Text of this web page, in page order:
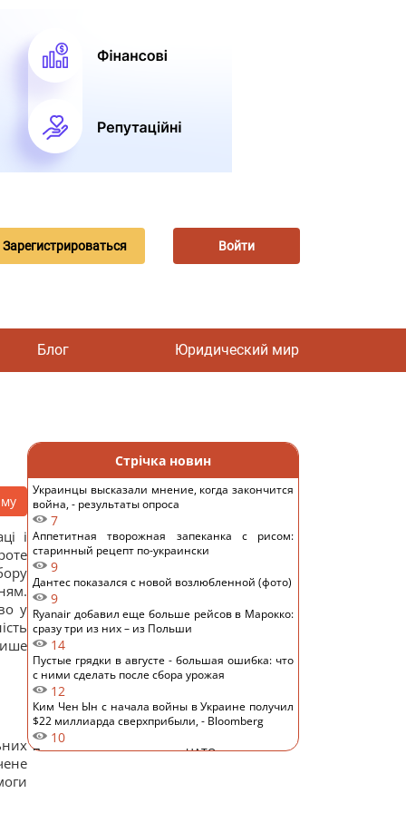
Зарегистрироваться Войти
Блог Юридический мир
і
у
Стрічка новин
Украинцы высказали мнение, когда закончится
война, - результаты опроса
7
Аппетитная творожная запеканка с рисом:
старинный рецепт по-украински
9
Дантес показался с новой возлюбленной (фото)
9
Ryanair добавил еще больше рейсов в Марокко:
сразу три из них – из Польши
14
Пустые грядки в августе - большая ошибка: что
с ними сделать после сбора урожая
12
Ким Чен Ын с начала войны в Украине получил
$22 миллиарда сверхприбыли, - Bloomberg
10
Путин может напасть на НАТО уже осенью: